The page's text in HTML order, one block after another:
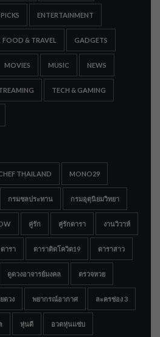
ENTERTAINMENT
FOOD & TRAVEL GADGETS
MOVIES MUSIC NEWS
TECH & GAMING
THAILAND MONO29
กรมชลประทาน กรมอุตุนิยมวิทยา
คู่รัก คู่รักดารา งานวิวาห์
ดารา ดาราติดโควิด19 ดาราสาว
ดูดวงอาจารย์มงคล ตรวจหวย
ดวง พยากรณ์อากาศ ละครช่อง 3
หุ่นดี อวดหุ่นแซ่บ